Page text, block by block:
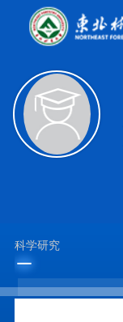
科学研究